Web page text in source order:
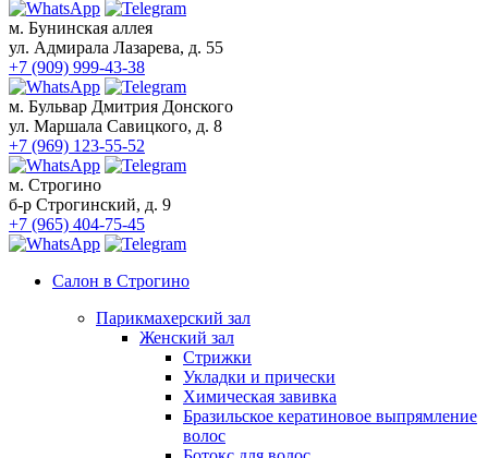
м. Бунинская аллея
ул. Адмирала Лазарева, д. 55
+7 (909) 999-43-38
м. Бульвар Дмитрия Донского
ул. Маршала Савицкого, д. 8
+7 (969) 123-55-52
м. Строгино
б-р Строгинский, д. 9
+7 (965) 404-75-45
Салон в Строгино
Парикмахерский зал
Женский зал
Стрижки
Укладки и прически
Химическая завивка
Бразильское кератиновое выпрямление
волос